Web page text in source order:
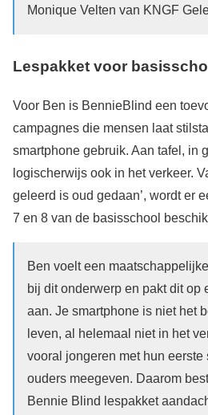
Monique Velten van KNGF
Lespakket voor
Voor Ben is BennieBlind een
campagnes die mensen laat
smartphone gebruik. Aan tafel, in
logischerwijs ook in het verkeer.
geleerd is oud gedaan’, wordt er
7 en 8 van de basisschool
Ben voelt een
bij dit onderwerp en pakt dit op
aan. Je smartphone is niet het
leven, al helemaal niet in het
vooral jongeren met hun eerste
ouders meegeven. Daarom
Bennie Blind lespakket